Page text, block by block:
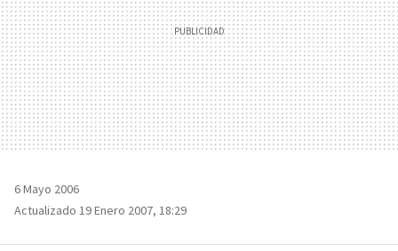
6 Mayo 2006
Actualizado 19 Enero 2007, 18:29